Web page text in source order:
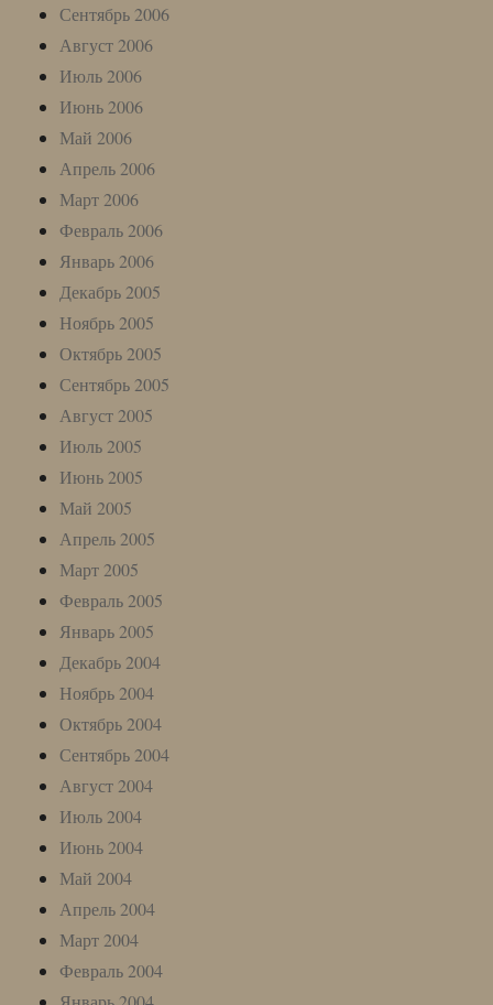
Сентябрь 2006
Август 2006
Июль 2006
Июнь 2006
Май 2006
Апрель 2006
Март 2006
Февраль 2006
Январь 2006
Декабрь 2005
Ноябрь 2005
Октябрь 2005
Сентябрь 2005
Август 2005
Июль 2005
Июнь 2005
Май 2005
Апрель 2005
Март 2005
Февраль 2005
Январь 2005
Декабрь 2004
Ноябрь 2004
Октябрь 2004
Сентябрь 2004
Август 2004
Июль 2004
Июнь 2004
Май 2004
Апрель 2004
Март 2004
Февраль 2004